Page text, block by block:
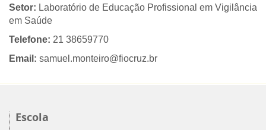
Setor: Laboratório de Educação Profissional em Vigilância
em Saúde
Telefone: 21 38659770
Email: samuel.monteiro@fiocruz.br
Escola